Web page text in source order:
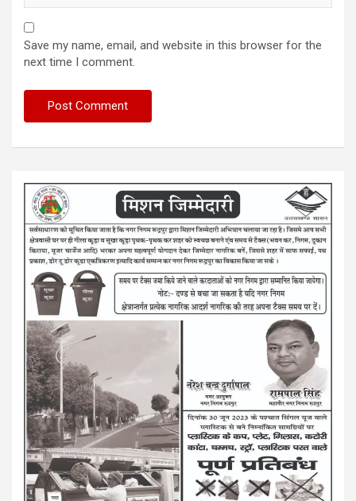
Save my name, email, and website in this browser for the
next time I comment.